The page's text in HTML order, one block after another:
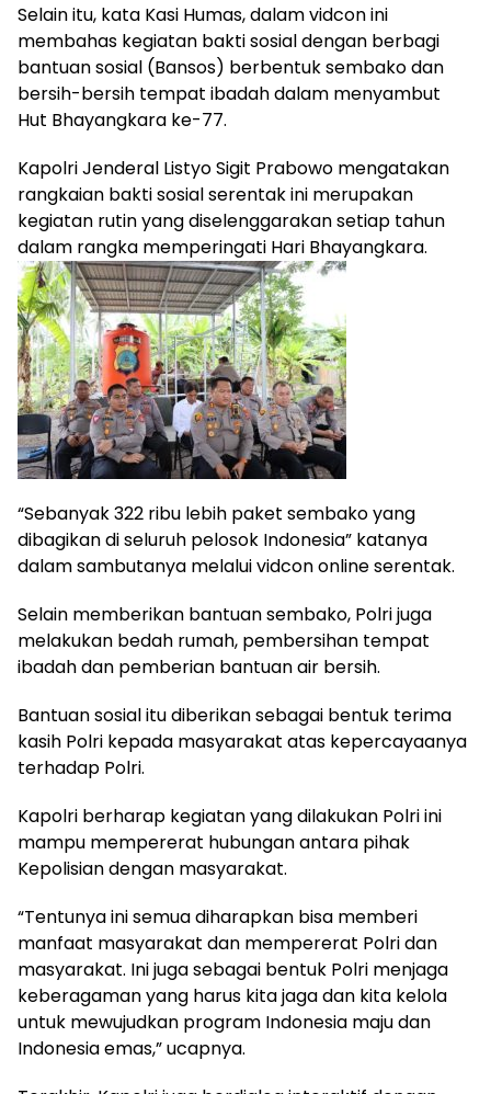
Selain itu, kata Kasi Humas, dalam vidcon ini
membahas kegiatan bakti sosial dengan berbagi
bantuan sosial (Bansos) berbentuk sembako dan
bersih-bersih tempat ibadah dalam menyambut
Hut Bhayangkara ke-77.
Kapolri Jenderal Listyo Sigit Prabowo mengatakan
rangkaian bakti sosial serentak ini merupakan
kegiatan rutin yang diselenggarakan setiap tahun
dalam rangka memperingati Hari Bhayangkara.
“Sebanyak 322 ribu lebih paket sembako yang
dibagikan di seluruh pelosok Indonesia” katanya
dalam sambutanya melalui vidcon online serentak.
Selain memberikan bantuan sembako, Polri juga
melakukan bedah rumah, pembersihan tempat
ibadah dan pemberian bantuan air bersih.
Bantuan sosial itu diberikan sebagai bentuk terima
kasih Polri kepada masyarakat atas kepercayaanya
terhadap Polri.
Kapolri berharap kegiatan yang dilakukan Polri ini
mampu mempererat hubungan antara pihak
Kepolisian dengan masyarakat.
“Tentunya ini semua diharapkan bisa memberi
manfaat masyarakat dan mempererat Polri dan
masyarakat. Ini juga sebagai bentuk Polri menjaga
keberagaman yang harus kita jaga dan kita kelola
untuk mewujudkan program Indonesia maju dan
Indonesia emas,” ucapnya.